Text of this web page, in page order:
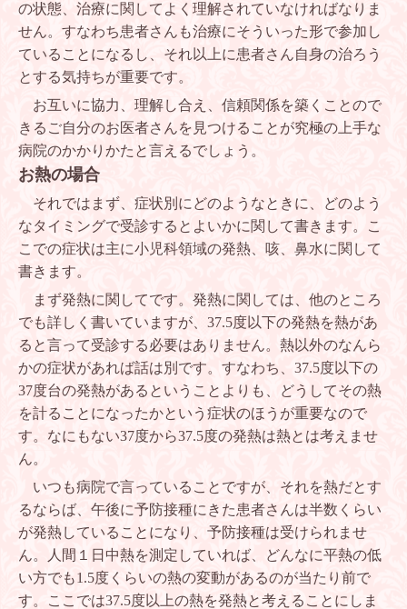
の状態、治療に関してよく理解されていなければなりま
せん。すなわち患者さんも治療にそういった形で参加し
ていることになるし、それ以上に患者さん自身の治ろう
とする気持ちが重要です。
お互いに協力、理解し合え、信頼関係を築くことので
きるご自分のお医者さんを見つけることが究極の上手な
病院のかかりかたと言えるでしょう。
お熱の場合
それではまず、症状別にどのようなときに、どのよう
なタイミングで受診するとよいかに関して書きます。こ
こでの症状は主に小児科領域の発熱、咳、鼻水に関して
書きます。
まず発熱に関してです。発熱に関しては、他のところ
でも詳しく書いていますが、 37.5度以下の発熱を熱があ
ると言って受診する必要はありません。熱以外のなんら
かの症状があれば話は別です。すなわち、 37.5度以下の
37度台の発熱があるということよりも、どうしてその熱
を計ることになったかという症状のほうが重要なので
す。なにもない37度から37.5度の発熱は熱とは考えませ
ん。
いつも病院で言っていることですが、それを熱だとす
るならば、午後に予防接種にきた患者さんは半数くらい
が発熱していることになり、予防接種は受けられませ
ん。人間１日中熱を測定していれば、どんなに平熱の低
い方でも1.5度くらいの熱の変動があるのが当たり前で
す。ここでは37.5度以上の熱を発熱と考えることにしま